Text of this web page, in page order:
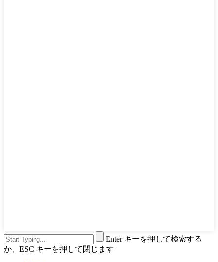
Enter キーを押して検索する
か、ESC キーを押して閉じます